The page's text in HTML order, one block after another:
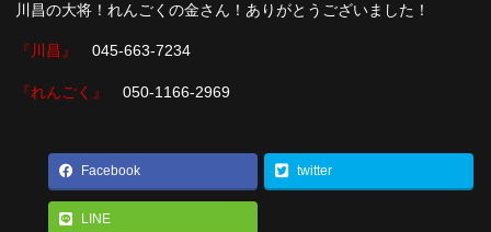
川昌の大将！れんごくの金さん！ありがとうございました！
『川昌』 045-663-7234
『れんごく』 050-1166-2969
Facebook twitter
LINE